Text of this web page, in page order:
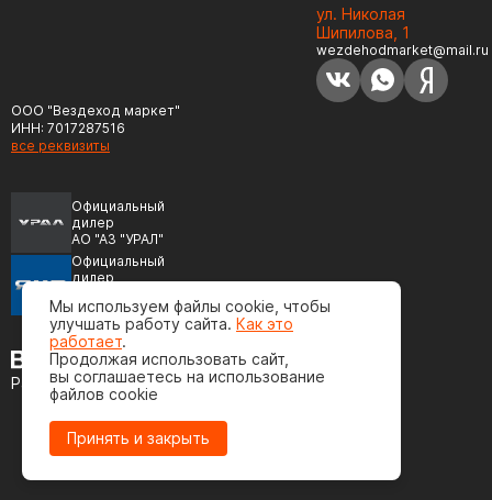
ООО "Вездеход маркет"
ИНН: 7017287516
все реквизиты
Официальный
дилер
АО "АЗ "УРАЛ"
Официальный
дилер
(ЯМЗ)
Разработка сайта
ул. Николая
Шипилова, 1
wezdehodmarket@mail.ru
Мы используем файлы cookie, чтобы
улучшать работу сайта. Как это
работает.
Продолжая использовать сайт,
вы соглашаетесь на использование
файлов cookie
Принять и закрыть